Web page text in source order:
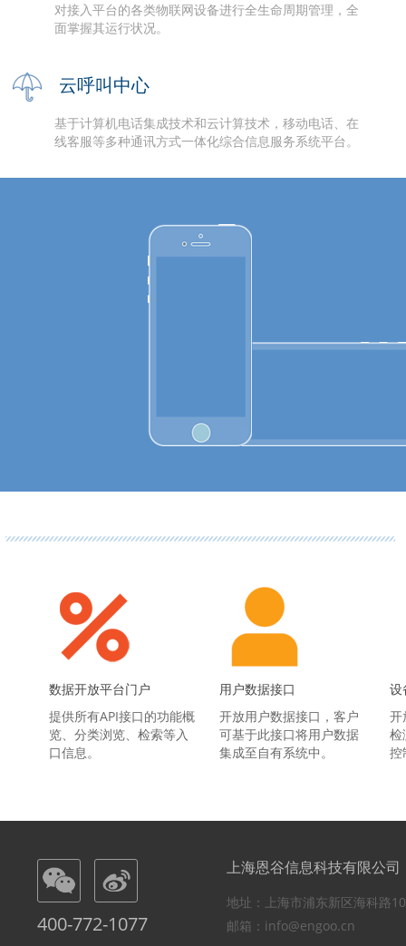
对接入平台的各类物联网设备进行全生命周期管理，全
面掌握其运行状况。
云呼叫中心
基于计算机电话集成技术和云计算技术，移动电话、在
线客服等多种通讯方式一体化综合信息服务系统平台。
数据开放平台门户
提供所有API接口的功能概
览、分类浏览、检索等入
口信息。
用户数据接口
开放用户数据接口，客户
可基于此接口将用户数据
集成至自有系统中。
设
开
检
控
400-772-1077
上海恩谷信息科技有限公司
地址：上海市浦东新区海科路
邮箱：info@engoo.cn